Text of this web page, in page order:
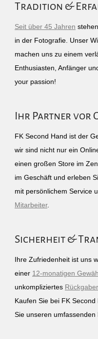
Tradition &
Seit über 45 Jahren
in der Fotografie. Unser
machen uns zu einem
Enthusiasten, Anfänger
your passion!
Ihr Partner vor
FK Second Hand ist der
wir sind nicht nur ein
einen großen Store im
im Geschäft und erleben
mit persönlichem Service
Mitarbeiter.
Sicherheit &
Ihre Zufriedenheit ist uns
einer 12-monatigen
unkompliziertes
Kaufen Sie bei FK
Sie unseren umfassenden